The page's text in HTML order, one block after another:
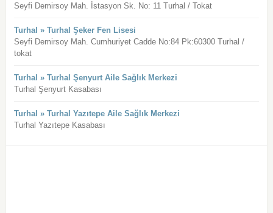
Seyfi Demirsoy Mah. İstasyon Sk. No: 11 Turhal / Tokat
Turhal » Turhal Şeker Fen Lisesi
Seyfi Demirsoy Mah. Cumhuriyet Cadde No:84 Pk:60300 Turhal /
tokat
Turhal » Turhal Şenyurt Aile Sağlık Merkezi
Turhal Şenyurt Kasabası
Turhal » Turhal Yazıtepe Aile Sağlık Merkezi
Turhal Yazıtepe Kasabası